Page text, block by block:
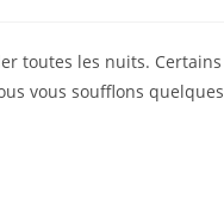
toutes les nuits. Certains
vous soufflons quelques